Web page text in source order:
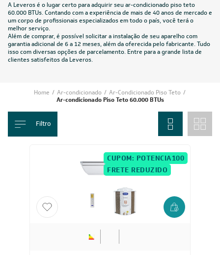
A Leveros é o lugar certo para adquirir seu ar-condicionado piso teto
60.000 BTUs. Contando com a experiência de mais de 40 anos de mercado e
um corpo de profissionais especializados em todo o país, você terá o
melhor serviço.
Além de comprar, é possível solicitar a instalação de seu aparelho com
garantia adicional de 6 a 12 meses, além da oferecida pelo fabricante. Tudo
isso com diversas opções de parcelamento. Entre para a grande lista de
clientes satisfeitos da Leveros.
Home / Ar-condicionado / Ar-Condicionado Piso Teto /
Ar-condicionado Piso Teto 60.000 BTUs
Filtro
CUPOM: POTENCIA100
FRETE REDUZIDO